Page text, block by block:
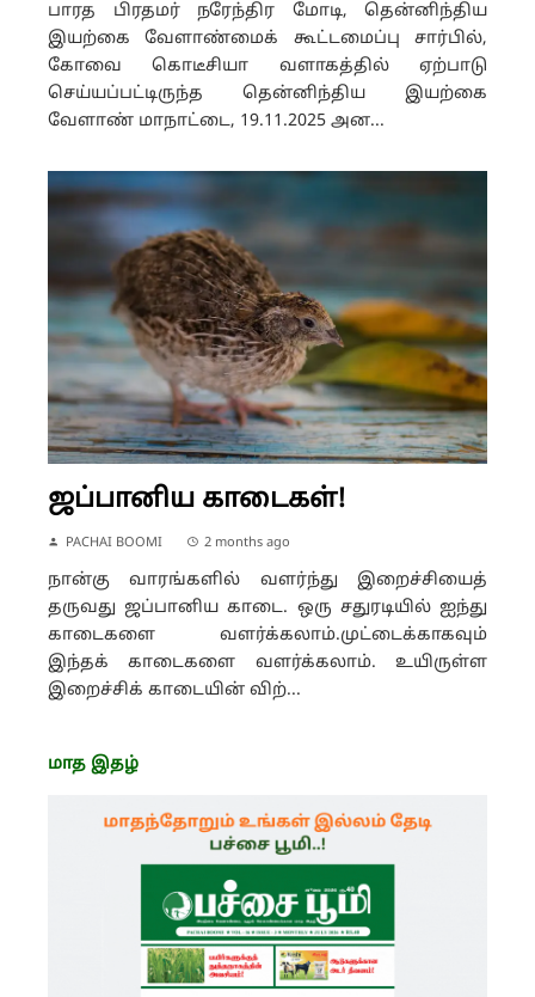
பாரத பிரதமர் நரேந்திர மோடி, தென்னிந்திய
இயற்கை வேளாண்மைக் கூட்டமைப்பு சார்பில்,
கோவை கொடீசியா வளாகத்தில் ஏற்பாடு
செய்யப்பட்டிருந்த தென்னிந்திய இயற்கை
வேளாண் மாநாட்டை, 19.11.2025 அன...
ஜப்பானிய காடைகள்!
PACHAI BOOMI 2 months ago
நான்கு வாரங்களில் வளர்ந்து இறைச்சியைத்
தருவது ஜப்பானிய காடை. ஒரு சதுரடியில் ஐந்து
காடைகளை வளர்க்கலாம்.முட்டைக்காகவும்
இந்தக் காடைகளை வளர்க்கலாம். உயிருள்ள
இறைச்சிக் காடையின் விற்...
மாத இதழ்